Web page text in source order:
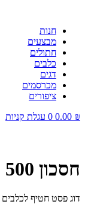
חנות
מבצעים
חתולים
כלבים
דגים
מכרסמים
ציפורים
0.00 ₪
0 עגלת קניות
חסכון 500 גרם
דוג פסט חטיף לכלבים 100% טבעי – פילה ברווז על מקל לעיסה אריזת חסכון 500 גרם, מבשר אמיתי וראוי למאכל אדם, חלבון גבוה, דל שומן .100% רכיבים טבעיים ואיכותיים. מעולה כחטיף אילוף בריא וטעים במיוחד!